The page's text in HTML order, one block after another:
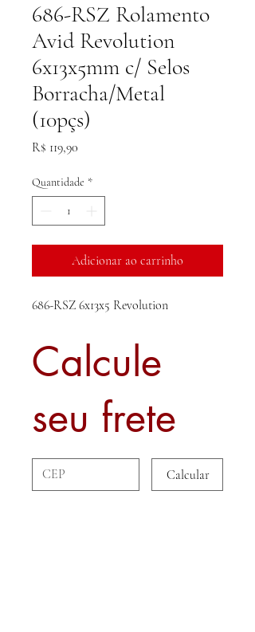
686-RSZ Rolamento
Avid Revolution
6x13x5mm c/ Selos
Borracha/Metal
(10pçs)
R$ 119,90
Quantidade *
Adicionar ao carrinho
686-RSZ 6x13x5 Revolution
Calcule
seu frete
Calcular